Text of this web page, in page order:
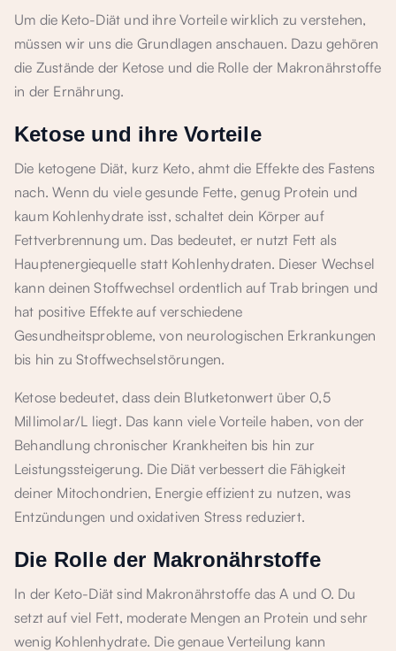
Um die Keto-Diät und ihre Vorteile wirklich zu verstehen,
müssen wir uns die Grundlagen anschauen. Dazu gehören
die Zustände der Ketose und die Rolle der Makronährstoffe
in der Ernährung.
Ketose und ihre Vorteile
Die ketogene Diät, kurz Keto, ahmt die Effekte des Fastens
nach. Wenn du viele gesunde Fette, genug Protein und
kaum Kohlenhydrate isst, schaltet dein Körper auf
Fettverbrennung um. Das bedeutet, er nutzt Fett als
Hauptenergiequelle statt Kohlenhydraten. Dieser Wechsel
kann deinen Stoffwechsel ordentlich auf Trab bringen und
hat positive Effekte auf verschiedene
Gesundheitsprobleme, von neurologischen Erkrankungen
bis hin zu Stoffwechselstörungen.
Ketose bedeutet, dass dein Blutketonwert über 0,5
Millimolar/L liegt. Das kann viele Vorteile haben, von der
Behandlung chronischer Krankheiten bis hin zur
Leistungssteigerung. Die Diät verbessert die Fähigkeit
deiner Mitochondrien, Energie effizient zu nutzen, was
Entzündungen und oxidativen Stress reduziert.
Die Rolle der Makronährstoffe
In der Keto-Diät sind Makronährstoffe das A und O. Du
setzt auf viel Fett, moderate Mengen an Protein und sehr
wenig Kohlenhydrate. Die genaue Verteilung kann